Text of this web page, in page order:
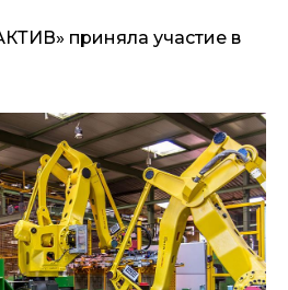
приняла участие в